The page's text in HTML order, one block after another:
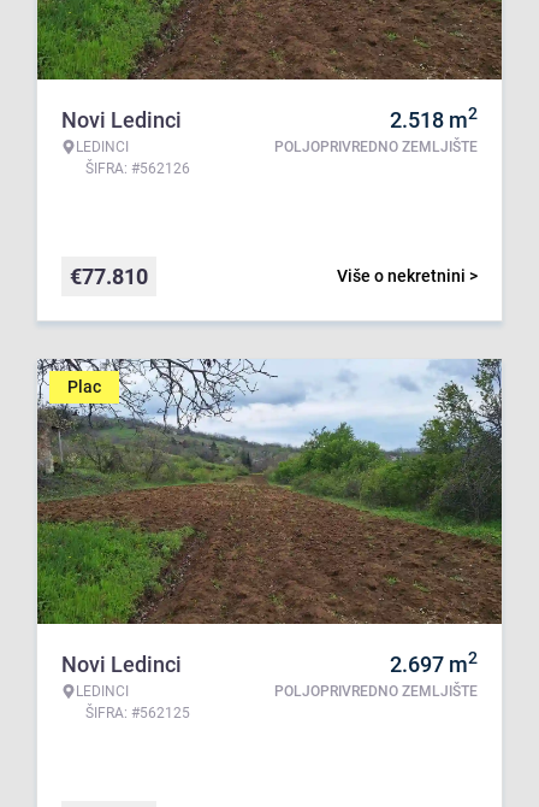
Novi Ledinci
LEDINCI
ŠIFRA: #562126
2.518 m2
POLJOPRIVREDNO ZEMLJIŠTE
Više o nekretnini >
€77.810
Plac
Novi Ledinci
LEDINCI
ŠIFRA: #562125
2.697 m2
POLJOPRIVREDNO ZEMLJIŠTE